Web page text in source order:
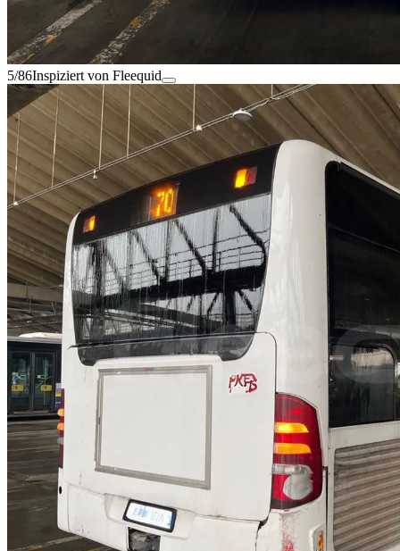
5/86Inspiziert von Fleequid